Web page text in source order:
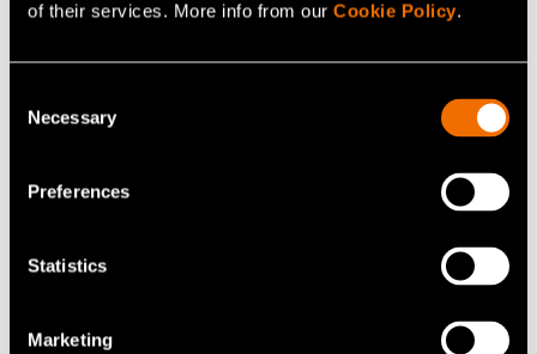
of their services. More info from our Cookie Policy.
Selection
Necessary
Preferences
Statistics
Marketing
ィブ技術の共同開発に取り組んでいます。本プ
ロジェクトは2024年に開始され、三菱電機の包
括的な戦略的取り組みの一環として位置づけら